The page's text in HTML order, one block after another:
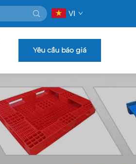
VI
Yêu cầu báo giá